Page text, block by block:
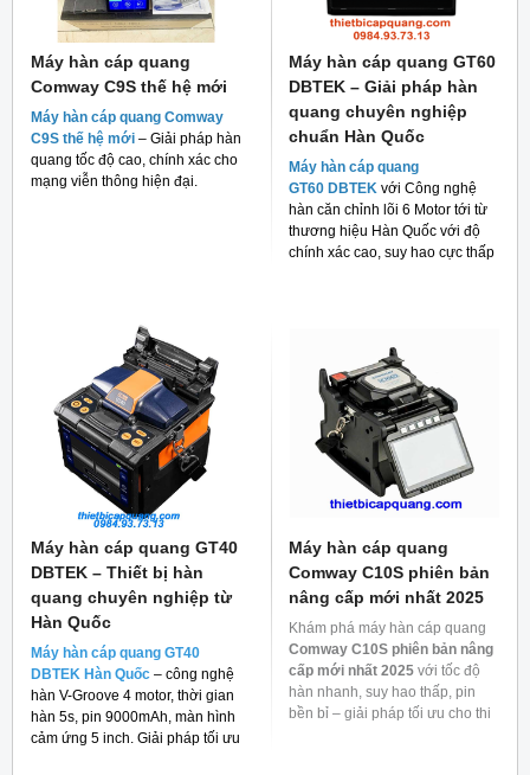
Máy hàn cáp quang
Comway C9S thế hệ mới
Máy hàn cáp quang Comway
C9S thế hệ mới – Giải pháp hàn
quang tốc độ cao, chính xác cho
mạng viễn thông hiện đại.
Máy hàn cáp quang GT60
DBTEK – Giải pháp hàn
quang chuyên nghiệp
chuẩn Hàn Quốc
Máy hàn cáp quang
GT60 DBTEK với Công nghệ
hàn căn chỉnh lõi 6 Motor tới từ
thương hiệu Hàn Quốc với độ
chính xác cao, suy hao cực thấp
Máy hàn cáp quang GT40
DBTEK – Thiết bị hàn
quang chuyên nghiệp từ
Hàn Quốc
Máy hàn cáp quang GT40
DBTEK Hàn Quốc – công nghệ
hàn V-Groove 4 motor, thời gian
hàn 5s, pin 9000mAh, màn hình
cảm ứng 5 inch. Giải pháp tối ưu
Máy hàn cáp quang
Comway C10S phiên bản
nâng cấp mới nhất 2025
Khám phá máy hàn cáp quang
Comway C10S phiên bản nâng
cấp mới nhất 2025 với tốc độ
hàn nhanh, suy hao thấp, pin
bền bỉ – giải pháp tối ưu cho thi